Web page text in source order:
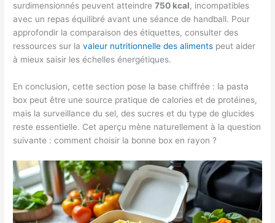
surdimensionnés peuvent atteindre750 kcal, incompatibles
avec un repas équilibré avant une séance de handball. Pour
approfondir la comparaison des étiquettes, consulter des
ressources sur lavaleur nutritionnelle des aliments peut aider
à mieux saisir les échelles énergétiques.
En conclusion, cette section pose la base chiffrée : la pasta
box peut être une source pratique de calories et de protéines,
mais la surveillance du sel, des sucres et du type de glucides
reste essentielle. Cet aperçu mène naturellement à la question
suivante : comment choisir la bonne box en rayon ?